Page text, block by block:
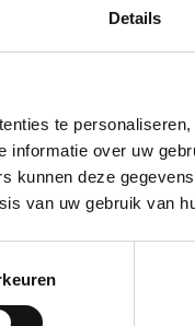
Details
te
informatie over uw
kunnen deze
van uw gebruik van
later opnieuw of ga
Home